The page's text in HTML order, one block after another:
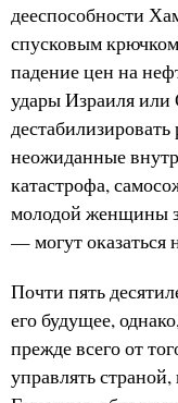
дееспособности
спусковым
падение цен на
удары Израиля
неожиданные
катастрофа,
молодой женщины
— могут
Почти пять
его будущее,
прежде всего от
управлять